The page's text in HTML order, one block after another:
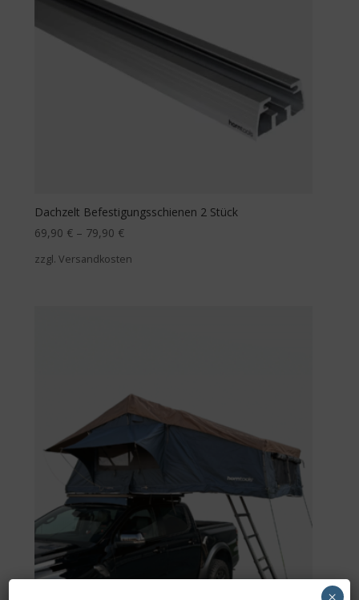
Dachzelt Befestigungsschienen 2 Stück
69,90 € – 79,90 €
zzgl. Versandkosten